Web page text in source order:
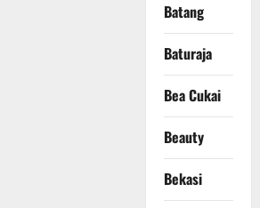
Batang
Baturaja
Bea Cukai
Beauty
Bekasi